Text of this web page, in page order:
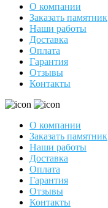
О компании
Заказать памятник
Наши работы
Доставка
Оплата
Гарантия
Отзывы
Контакты
О компании
Заказать памятник
Наши работы
Доставка
Оплата
Гарантия
Отзывы
Контакты